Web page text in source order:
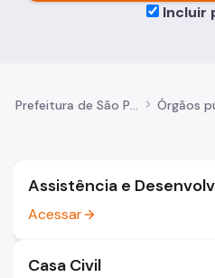
Incluir
Órgãos
Assistência e
Acessararrow_forward
Casa Civil